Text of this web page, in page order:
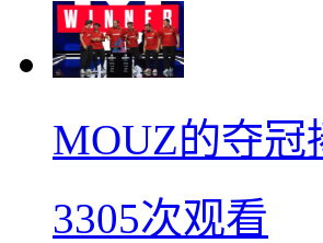
MOUZ的夺冠
3305次观看